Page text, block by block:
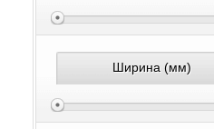
Ширина (мм)